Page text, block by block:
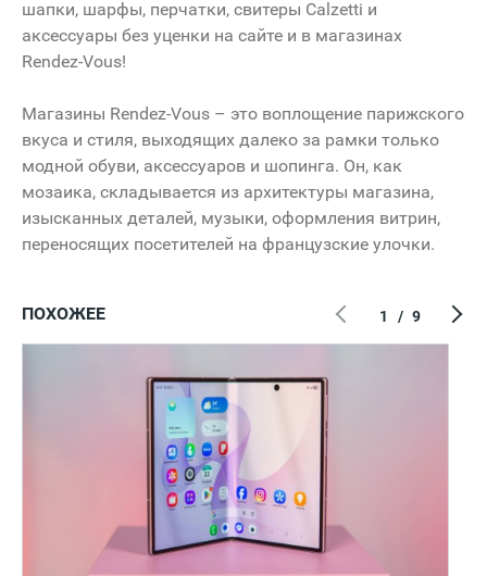
шапки, шарфы, перчатки, свитеры Calzetti и
аксессуары без уценки на сайте и в магазинах
Rendez-Vous!
Магазины Rendez-Vous – это воплощение парижского
вкуса и стиля, выходящих далеко за рамки только
модной обуви, аксессуаров и шопинга. Он, как
мозаика, складывается из архитектуры магазина,
изысканных деталей, музыки, оформления витрин,
переносящих посетителей на французские улочки.
ПОХОЖЕЕ 1 / 9